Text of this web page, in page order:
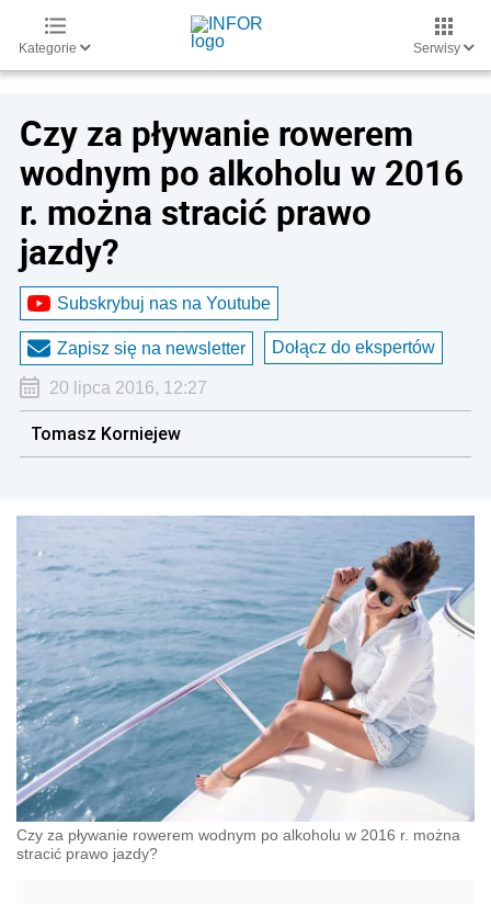
Kategorie Serwisy
Czy za pływanie rowerem
wodnym po alkoholu w 2016
r. można stracić prawo
jazdy?
Subskrybuj nas na Youtube
Zapisz się na newsletter Dołącz do ekspertów
20 lipca 2016, 12:27
Tomasz Korniejew
Czy za pływanie rowerem wodnym po alkoholu w 2016 r. można
stracić prawo jazdy?